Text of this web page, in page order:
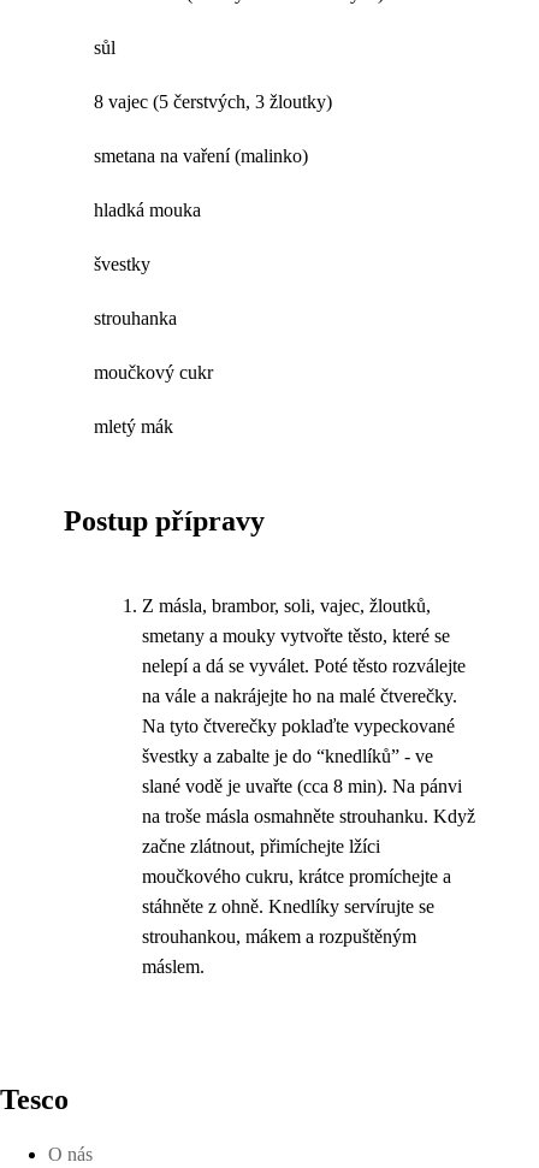
sůl
8 vajec (5 čerstvých, 3 žloutky)
smetana na vaření (malinko)
hladká mouka
švestky
strouhanka
moučkový cukr
mletý mák
Postup přípravy
Z másla, brambor, soli, vajec, žloutků,
smetany a mouky vytvořte těsto, které se
nelepí a dá se vyválet. Poté těsto rozválejte
na vále a nakrájejte ho na malé čtverečky.
Na tyto čtverečky poklaďte vypeckované
švestky a zabalte je do “knedlíků” - ve
slané vodě je uvařte (cca 8 min). Na pánvi
na troše másla osmahněte strouhanku. Když
začne zlátnout, přimíchejte lžíci
moučkového cukru, krátce promíchejte a
stáhněte z ohně. Knedlíky servírujte se
strouhankou, mákem a rozpuštěným
máslem.
Tesco
O nás